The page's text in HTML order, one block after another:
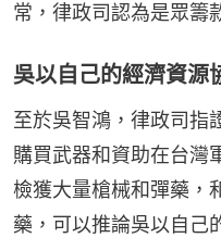
常，律政司認為是眾籌
吳以自己的經濟資源
至於吳智鴻，律政司指
購買武器和資助在台灣
檢獲大量槍械和彈藥，
藥，可以推論吳以自己